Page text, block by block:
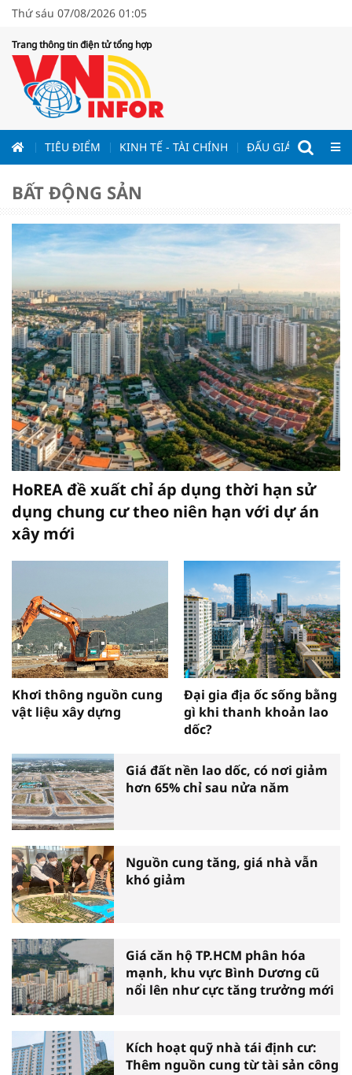
Thứ sáu 07/08/2026 01:05
Trang thông tin điện tử tổng hợp
TIÊU ĐIỂM KINH TẾ - TÀI CHÍNH ĐẤU GIÁ - ĐẤU
BẤT ĐỘNG SẢN
HoREA đề xuất chỉ áp dụng thời hạn sử
dụng chung cư theo niên hạn với dự án
xây mới
Khơi thông nguồn cung
vật liệu xây dựng
Đại gia địa ốc sống bằng
gì khi thanh khoản lao
dốc?
Giá đất nền lao dốc, có nơi giảm
hơn 65% chỉ sau nửa năm
Nguồn cung tăng, giá nhà vẫn
khó giảm
Giá căn hộ TP.HCM phân hóa
mạnh, khu vực Bình Dương cũ
nổi lên như cực tăng trưởng mới
Kích hoạt quỹ nhà tái định cư:
Thêm nguồn cung từ tài sản công